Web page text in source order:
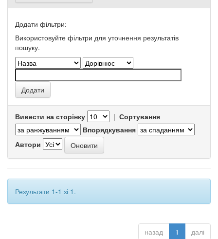
Додати фільтри:
Використовуйте фільтри для уточнення результатів
пошуку.
Вивести на сторінку | Сортування
Впорядкування
Автори
Результати 1-1 зі 1.
назад 1 далі